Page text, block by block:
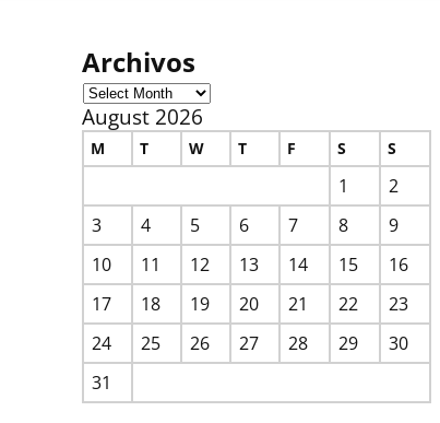
Archivos
August 2026
M T W T F S S
1
2
3
4 5 6 7 8
9
10
11 12 13 14 15
16
17
18 19 20 21 22
23
24
25 26 27 28 29
30
31